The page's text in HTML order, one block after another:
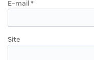
E-mail *
Site